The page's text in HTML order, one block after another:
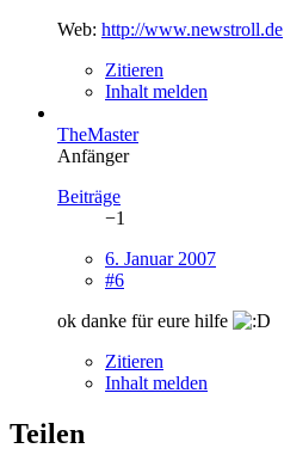
Web: http://www.newstroll.de
Zitieren
Inhalt melden
TheMaster
Anfänger
Beiträge
−1
6. Januar 2007
#6
ok danke für eure hilfe
Zitieren
Inhalt melden
Teilen